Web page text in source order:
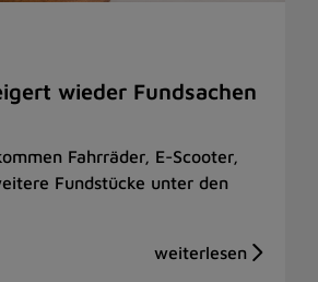
wieder Fundsachen
Fahrräder, E-Scooter,
Fundstücke unter den